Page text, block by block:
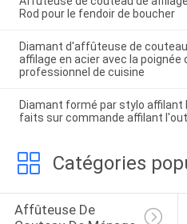
Rod pour le fendoir de boucher
Diamant d'affûteuse de
affilage en acier avec la poignée
professionnel de cuisine
Diamant formé par stylo affilant
faits sur commande affilant
Catégories
Affûteuse De